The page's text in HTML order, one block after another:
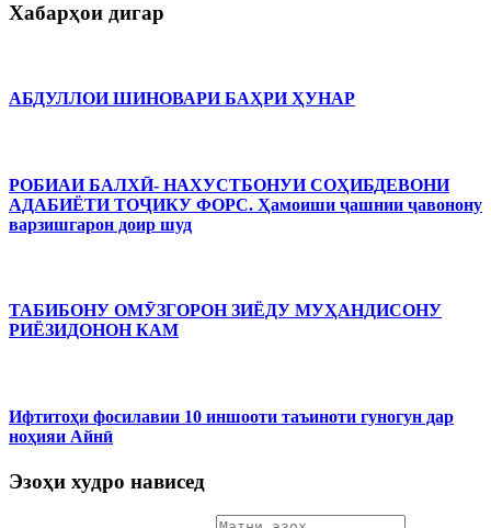
Хабарҳои дигар
АБДУЛЛОИ ШИНОВАРИ БАҲРИ ҲУНАР
РОБИАИ БАЛХӢ- НАХУСТБОНУИ СОҲИБДЕВОНИ
АДАБИЁТИ ТОҶИКУ ФОРС. Ҳамоиши ҷашнии ҷавонону
варзишгарон доир шуд
ТАБИБОНУ ОМӮЗГОРОН ЗИЁДУ МУҲАНДИСОНУ
РИЁЗИДОНОН КАМ
Ифтитоҳи фосилавии 10 иншооти таъиноти гуногун дар
ноҳияи Айнӣ
Эзоҳи худро нависед